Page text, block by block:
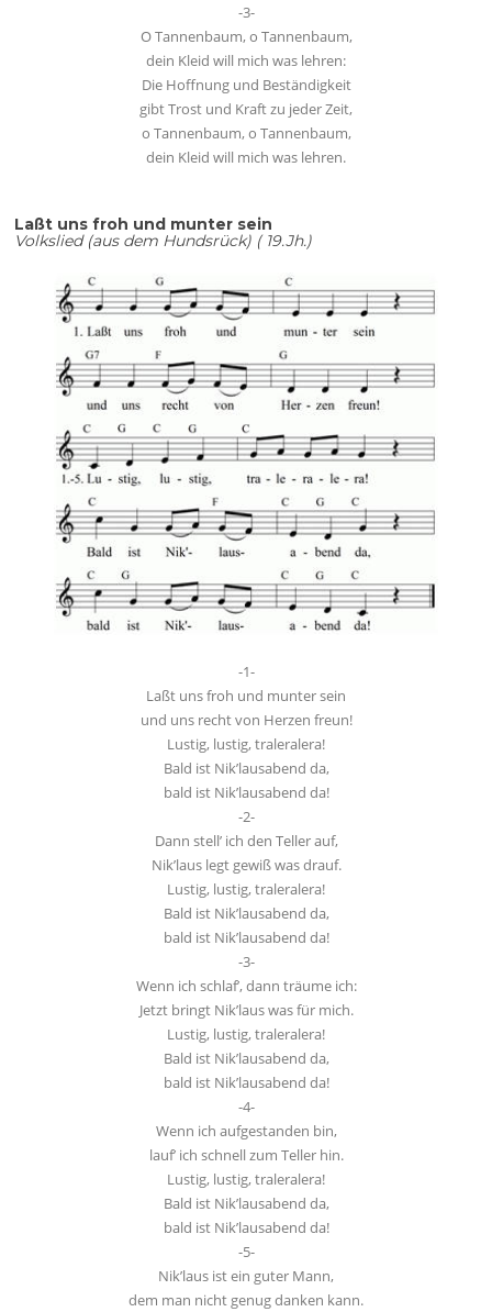
-3-
O Tannenbaum, o Tannenbaum,
dein Kleid will mich was lehren:
Die Hoffnung und Beständigkeit
gibt Trost und Kraft zu jeder Zeit,
o Tannenbaum, o Tannenbaum,
dein Kleid will mich was lehren.
Laßt uns froh und munter sein
Volkslied (aus dem Hundsrück) ( 19.Jh.)
-1-
Laßt uns froh und munter sein
und uns recht von Herzen freun!
Lustig, lustig, traleralera!
Bald ist Nik’lausabend da,
bald ist Nik’lausabend da!
-2-
Dann stell’ ich den Teller auf,
Nik’laus legt gewiß was drauf.
Lustig, lustig, traleralera!
Bald ist Nik’lausabend da,
bald ist Nik’lausabend da!
-3-
Wenn ich schlaf’, dann träume ich:
Jetzt bringt Nik’laus was für mich.
Lustig, lustig, traleralera!
Bald ist Nik’lausabend da,
bald ist Nik’lausabend da!
-4-
Wenn ich aufgestanden bin,
lauf’ ich schnell zum Teller hin.
Lustig, lustig, traleralera!
Bald ist Nik’lausabend da,
bald ist Nik’lausabend da!
-5-
Nik’laus ist ein guter Mann,
dem man nicht genug danken kann.